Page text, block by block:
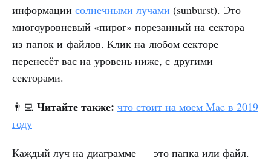
информации солнечными лучами (sunburst). Это
многоуровневый «пирог» порезанный на сектора
из папок и файлов. Клик на любом секторе
перенесёт вас на уровень ниже, с другими
секторами.
👨‍💻 Читайте также: что стоит на моем Mac в 2019
году
Каждый луч на диаграмме — это папка или файл.